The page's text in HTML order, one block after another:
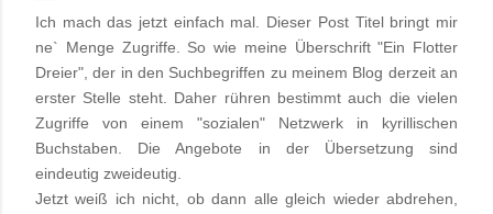
Ich mach das jetzt einfach mal. Dieser Post Titel bringt mir
ne` Menge Zugriffe. So wie meine Überschrift "Ein Flotter
Dreier", der in den Suchbegriffen zu meinem Blog derzeit an
erster Stelle steht. Daher rühren bestimmt auch die vielen
Zugriffe von einem "sozialen" Netzwerk in kyrillischen
Buchstaben. Die Angebote in der Übersetzung sind
eindeutig zweideutig.
Jetzt weiß ich nicht, ob dann alle gleich wieder abdrehen,